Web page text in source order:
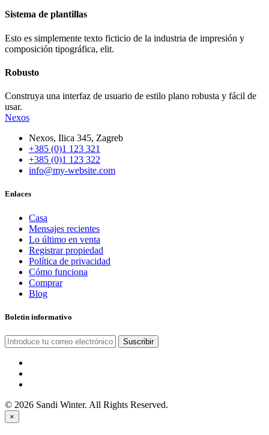
Sistema de plantillas
Esto es simplemente texto ficticio de la industria de impresión y
composición tipográfica, elit.
Robusto
Construya una interfaz de usuario de estilo plano robusta y fácil de
usar.
Nexos
Nexos, Ilica 345, Zagreb
+385 (0)1 123 321
+385 (0)1 123 322
info@my-website.com
Enlaces
Casa
Mensajes recientes
Lo último en venta
Registrar propiedad
Política de privacidad
Cómo funciona
Comprar
Blog
Boletin informativo
Suscribir
© 2026 Sandi Winter. All Rights Reserved.
×